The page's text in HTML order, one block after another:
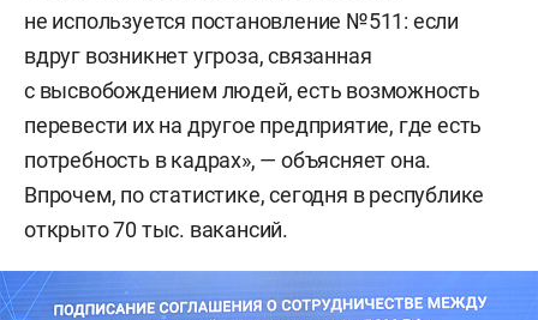
не используется постановление №511: если
вдруг возникнет угроза, связанная
с высвобождением людей, есть возможность
перевести их на другое предприятие, где есть
потребность в кадрах», — объясняет она.
Впрочем, по статистике, сегодня в республике
открыто 70 тыс. вакансий.